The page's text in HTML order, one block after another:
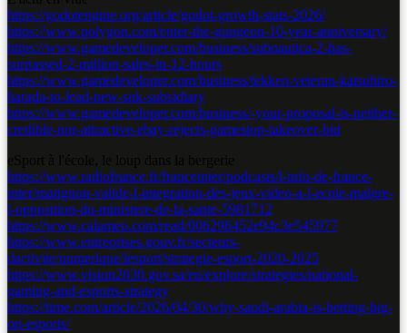
https://godotengine.org/article/godot-growth-stats-2026/
https://www.polygon.com/enter-the-gungeon-10-year-anniversary/
https://www.gamedeveloper.com/business/subnautica-2-has-
surpassed-2-million-sales-in-12-hours
https://www.gamedeveloper.com/business/tekken-veteran-katsuhiro-
harada-to-lead-new-snk-subsidiary
https://www.gamedeveloper.com/business/-your-proposal-is-neither-
credible-nor-attractive-ebay-rejects-gamestop-takeover-bid
https://www.radiofrance.fr/franceinter/podcasts/l-info-de-france-
inter/matignon-valide-l-integration-des-jeux-video-a-l-ecole-malgre-
l-opposition-du-ministere-de-la-sante-5981712
https://www.calameo.com/read/006296452e94c3e545977
https://www.entreprises.gouv.fr/secteurs-
dactivite/numerique/lesport/strategie-esport-2020-2025
https://www.vision2030.gov.sa/en/explore/strategies/national-
gaming-and-esports-strategy
https://time.com/article/2026/04/30/why-saudi-arabia-is-betting-big-
on-esports/